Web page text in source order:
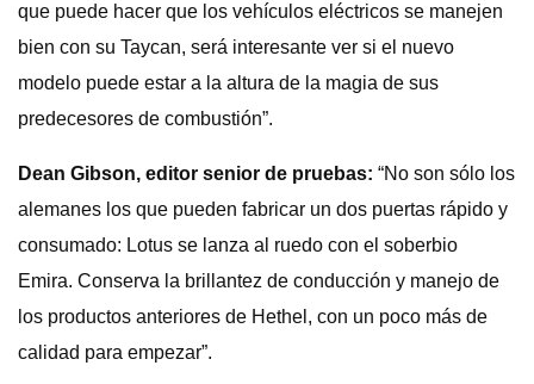
que puede hacer que los vehículos eléctricos se manejen
bien con su Taycan, será interesante ver si el nuevo
modelo puede estar a la altura de la magia de sus
predecesores de combustión”.
Dean Gibson, editor senior de pruebas: “No son sólo los
alemanes los que pueden fabricar un dos puertas rápido y
consumado: Lotus se lanza al ruedo con el soberbio
Emira. Conserva la brillantez de conducción y manejo de
los productos anteriores de Hethel, con un poco más de
calidad para empezar”.